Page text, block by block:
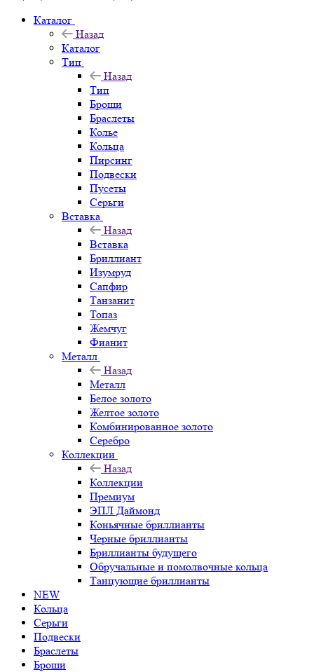
Каталог
Назад
Каталог
Тип
Назад
Тип
Броши
Браслеты
Колье
Кольца
Пирсинг
Подвески
Пусеты
Серьги
Вставка
Назад
Вставка
Бриллиант
Изумруд
Сапфир
Танзанит
Топаз
Жемчуг
Фианит
Металл
Назад
Металл
Белое золото
Желтое золото
Комбинированное золото
Серебро
Коллекции
Назад
Коллекции
Премиум
ЭПЛ Даймонд
Коньячные бриллианты
Черные бриллианты
Бриллианты будущего
Обручальные и помолвочные кольца
Танцующие бриллианты
NEW
Кольца
Серьги
Подвески
Браслеты
Броши